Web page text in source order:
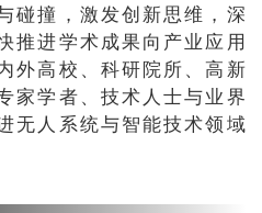
碰撞，激发创新思维，深
推进学术成果向产业应用
外高校、科研院所、高新
家学者、技术人士与业界
无人系统与智能技术领域